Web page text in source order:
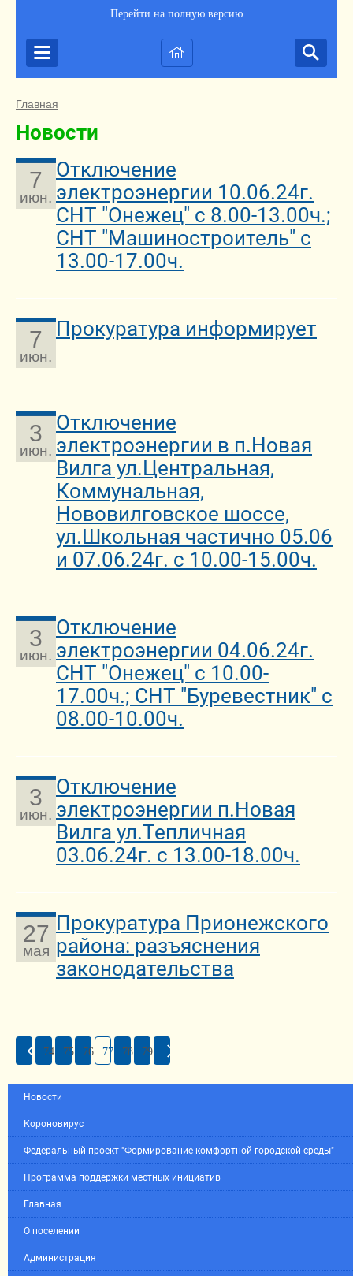
Перейти на полную версию
Главная
Новости
7
июн.
Отключение
электроэнергии 10.06.24г.
СНТ "Онежец" с 8.00-13.00ч.;
СНТ "Машиностроитель" с
13.00-17.00ч.
7
июн.
Прокуратура информирует
3
июн.
Отключение
электроэнергии в п.Новая
Вилга ул.Центральная,
Коммунальная,
Нововилговское шоссе,
ул.Школьная частично 05.06
и 07.06.24г. с 10.00-15.00ч.
3
июн.
Отключение
электроэнергии 04.06.24г.
СНТ "Онежец" с 10.00-
17.00ч.; СНТ "Буревестник" с
08.00-10.00ч.
3
июн.
Отключение
электроэнергии п.Новая
Вилга ул.Тепличная
03.06.24г. с 13.00-18.00ч.
27
мая
Прокуратура Прионежского
района: разъяснения
законодательства
74 75 76 77 78 79
Новости
Короновирус
Федеральный проект "Формирование комфортной городской среды"
Программа поддержки местных инициатив
Главная
О поселении
Администрация